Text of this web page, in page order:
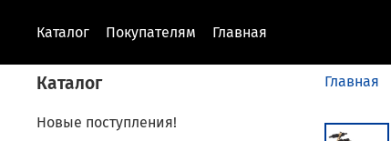
Каталог Покупателям Главная
Главная
Каталог
Новые поступления!